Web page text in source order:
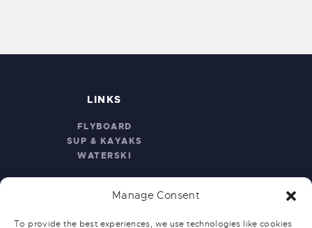
Manage Consent
To provide the best experiences, we use technologies like cookies
LINKS
FLYBOARD
SUP & KAYAKS
WATERSKI